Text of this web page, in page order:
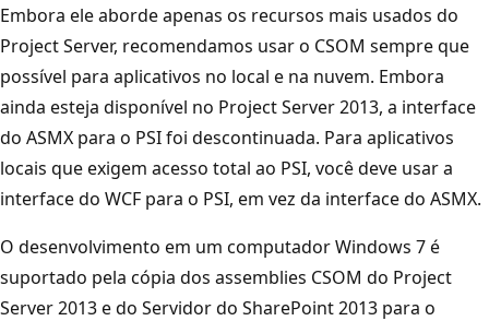
Embora ele aborde apenas os recursos mais usados ​​do
Project Server, recomendamos usar o CSOM sempre que
possível para aplicativos no local e na nuvem. Embora
ainda esteja disponível no Project Server 2013, a interface
do ASMX para o PSI foi descontinuada. Para aplicativos
locais que exigem acesso total ao PSI, você deve usar a
interface do WCF para o PSI, em vez da interface do ASMX.
O desenvolvimento em um computador Windows 7 é
suportado pela cópia dos assemblies CSOM do Project
Server 2013 e do Servidor do SharePoint 2013 para o